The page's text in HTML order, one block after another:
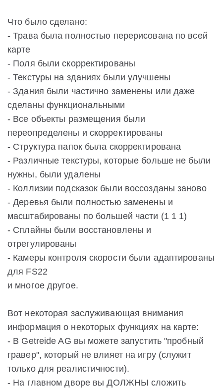
Что было сделано:
- Трава была полностью перерисована по всей
карте
- Поля были скорректированы
- Текстуры на зданиях были улучшены
- Здания были частично заменены или даже
сделаны функциональными
- Все объекты размещения были
переопределены и скорректированы
- Структура папок была скорректирована
- Различные текстуры, которые больше не были
нужны, были удалены
- Коллизии подсказок были воссозданы заново
- Деревья были полностью заменены и
масштабированы по большей части (1 1 1)
- Сплайны были восстановлены и
отрегулированы
- Камеры контроля скорости были адаптированы
для FS22
и многое другое.
Вот некоторая заслуживающая внимания
информация о некоторых функциях на карте:
- В Getreide AG вы можете запустить "пробный
гравер", который не влияет на игру (служит
только для реалистичности).
- На главном дворе вы ДОЛЖНЫ сложить